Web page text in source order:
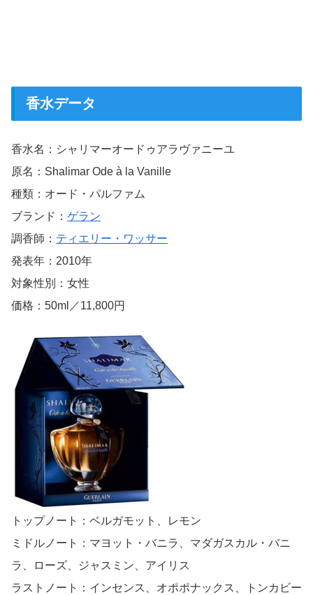
香水データ
香水名：シャリマーオードゥアラヴァニーユ
原名：Shalimar Ode à la Vanille
種類：オード・パルファム
ブランド： ゲラン
調香師： ティエリー・ワッサー
発表年：2010年
対象性別：女性
価格：50ml／11,800円
トップノート：ベルガモット、レモン
ミドルノート：マヨット・バニラ、マダガスカル・バニ
ラ、ローズ、ジャスミン、アイリス
ラストノート：インセンス、オポポナックス、トンカビー